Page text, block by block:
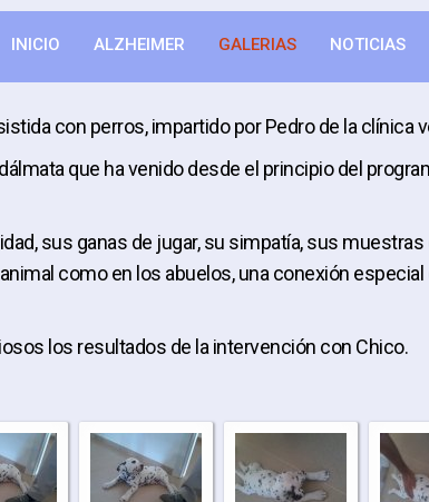
INICIO ALZHEIMER GALERIAS NOTICIAS
con perros, impartido por Pedro de la clínica
que ha venido desde el principio del
sus ganas de jugar, su simpatía, sus
como en los abuelos, una conexión
los resultados de la intervención con Chico.